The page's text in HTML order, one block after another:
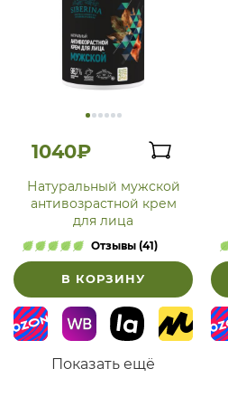
1040₽
Натуральный мужской
антивозрастной крем
для лица
Отзывы (41)
В КОРЗИНУ
Показать ещё